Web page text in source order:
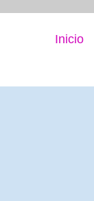
Inicio